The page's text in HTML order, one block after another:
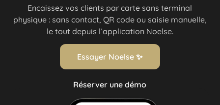
Encaissez vos clients par carte sans terminal
physique : sans contact, QR code ou saisie manuelle,
le tout depuis l’application Noelse.
Essayer Noelse ✨
Réserver une démo